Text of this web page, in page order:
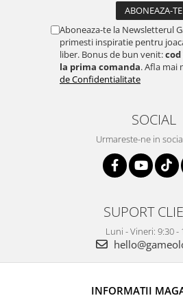
Aboneaza-te la Newsletterul
primesti inspiratie pentru
liber. Bonus de bun venit:cod
la prima comanda. Afla mai
de Confidentialitate
SOCIAL
Urmareste-ne in
SUPORT
Luni - Vineri: 9:30 -
INFORMATII